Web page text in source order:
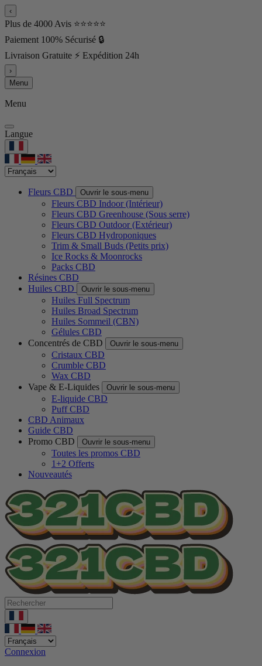
‹
Plus de 4000 Avis ⭐⭐⭐⭐⭐
Paiement 100% Sécurisé 🔒
Livraison Gratuite ⚡ Expédition 24h
›
Menu
Menu
Langue
Fleurs CBD Ouvrir le sous-menu
Fleurs CBD Indoor (Intérieur)
Fleurs CBD Greenhouse (Sous serre)
Fleurs CBD Outdoor (Extérieur)
Fleurs CBD Hydroponiques
Trim & Small Buds (Petits prix)
Ice Rocks & Moonrocks
Packs CBD
Résines CBD
Huiles CBD
Ouvrir le sous-menu
Huiles Full Spectrum
Huiles Broad Spectrum
Huiles Sommeil (CBN)
Gélules CBD
Concentrés de CBD
Ouvrir le sous-menu
Cristaux CBD
Crumble CBD
Wax CBD
Vape & E-Liquides
Ouvrir le sous-menu
E-liquide CBD
Puff CBD
CBD Animaux
Guide CBD
Promo CBD
Ouvrir le sous-menu
Toutes les promos CBD
1+2 Offerts
Nouveautés
Connexion